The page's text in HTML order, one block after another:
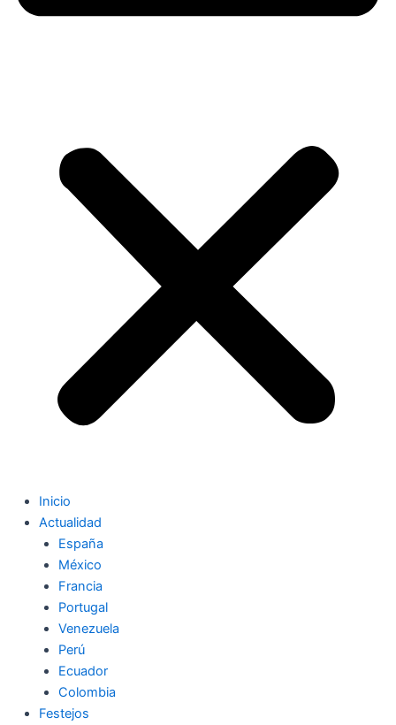
Inicio
Actualidad
España
México
Francia
Portugal
Venezuela
Perú
Ecuador
Colombia
Festejos